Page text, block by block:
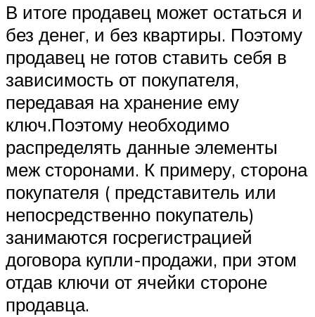
В итоге продавец может остаться и
без денег, и без квартиры. Поэтому
продавец не готов ставить себя в
зависимость от покупателя,
передавая на хранение ему
ключ.Поэтому необходимо
распределять данные элементы
меж сторонами. К примеру, сторона
покупателя ( представитель или
непосредственно покупатель)
занимаются госрегистрацией
договора купли-продажи, при этом
отдав ключи от ячейки стороне
продавца.